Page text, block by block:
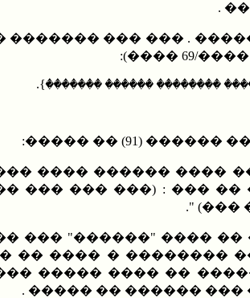
������ . ��� ���
�������� ������ �������}.
��� (�. �����)
����� ���� ������
������ �� ��� :
��
�� ���� "������"
�������� ��������
�� ����� ��
������� ��� ��� ���